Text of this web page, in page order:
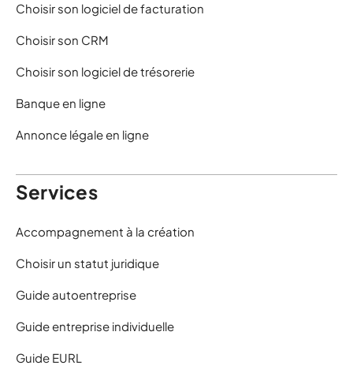
Choisir son logiciel de facturation
Choisir son CRM
Choisir son logiciel de trésorerie
Banque en ligne
Annonce légale en ligne
Services
Accompagnement à la création
Choisir un statut juridique
Guide autoentreprise
Guide entreprise individuelle
Guide EURL